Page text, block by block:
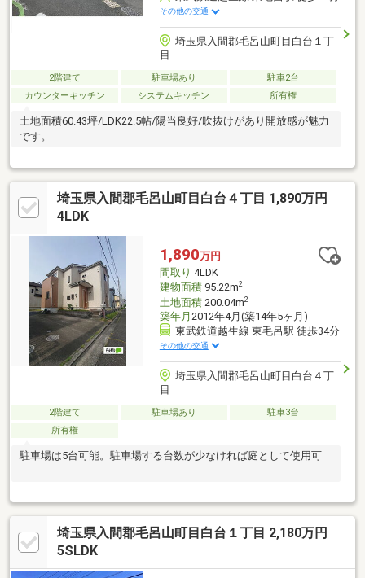
その他の交通
埼玉県入間郡毛呂山町目白台１丁
目
2階建て 駐車場あり
駐車2台
カウンターキッチン
システムキッチン 所有権
土地面積60.43坪/LDK22.5帖/陽当良好/吹抜けがあり開放感が魅力
です。
埼玉県入間郡毛呂山町目白台４丁目 1,890万円
4LDK
1,890万円
間取り 4LDK
建物面積95.22m2
土地面積200.04m2
築年月 2012年4月(築14年5ヶ月)
東武鉄道越生線 東毛呂駅 徒歩34分
その他の交通
埼玉県入間郡毛呂山町目白台４丁
目
2階建て 駐車場あり
駐車3台
所有権
駐車場は5台可能。駐車場する台数が少なければ庭として使用可
埼玉県入間郡毛呂山町目白台１丁目 2,180万円
5SLDK